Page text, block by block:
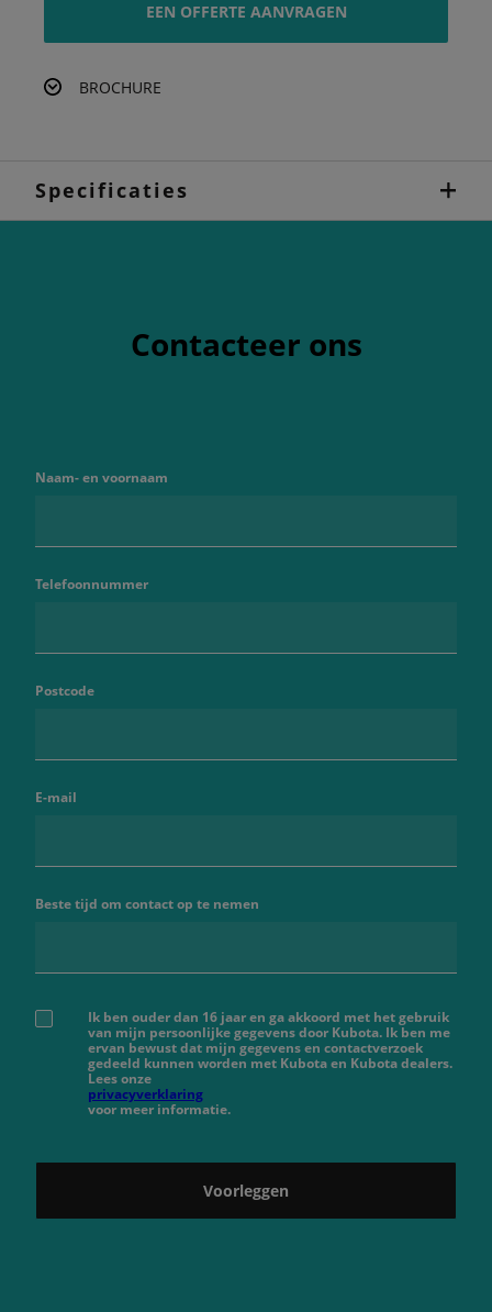
EEN OFFERTE AANVRAGEN
BROCHURE
Specificaties
Contacteer ons
Naam- en voornaam
Telefoonnummer
Postcode
E-mail
Beste tijd om contact op te nemen
Ik ben ouder dan 16 jaar en ga akkoord met het gebruik
van mijn persoonlijke gegevens door Kubota. Ik ben me
ervan bewust dat mijn gegevens en contactverzoek
gedeeld kunnen worden met Kubota en Kubota dealers.
Lees onze
privacyverklaring
voor meer informatie.
Voorleggen